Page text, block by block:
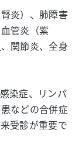
炎）、肺障害
管炎（紫
、関節炎、全身
染症、リンパ
などの合併症
受診が重要で